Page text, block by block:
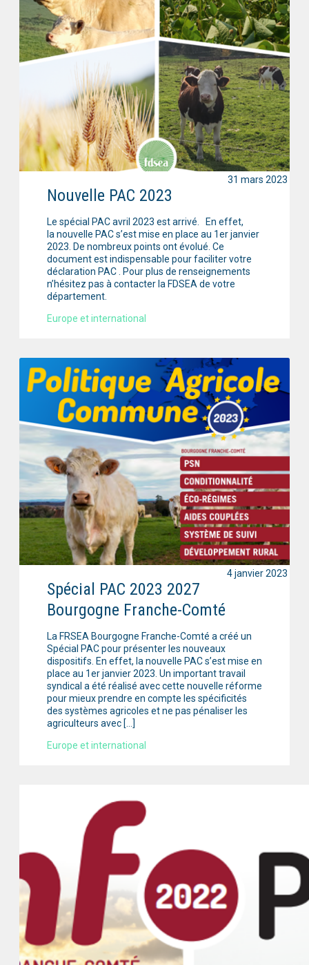
Nouvelle PAC 2023
Le spécial PAC avril 2023 est arrivé. En effet,
la nouvelle PAC s’est mise en place au 1er janvier
2023. De nombreux points ont évolué. Ce
document est indispensable pour faciliter votre
déclaration PAC . Pour plus de renseignements
n’hésitez pas à contacter la FDSEA de votre
département.
Europe et international
31 mars 2023
Spécial PAC 2023 2027
Bourgogne Franche-Comté
La FRSEA Bourgogne Franche-Comté a créé un
Spécial PAC pour présenter les nouveaux
dispositifs. En effet, la nouvelle PAC s’est mise en
place au 1er janvier 2023. Un important travail
syndical a été réalisé avec cette nouvelle réforme
pour mieux prendre en compte les spécificités
des systèmes agricoles et ne pas pénaliser les
agriculteurs avec […]
Europe et international
4 janvier 2023